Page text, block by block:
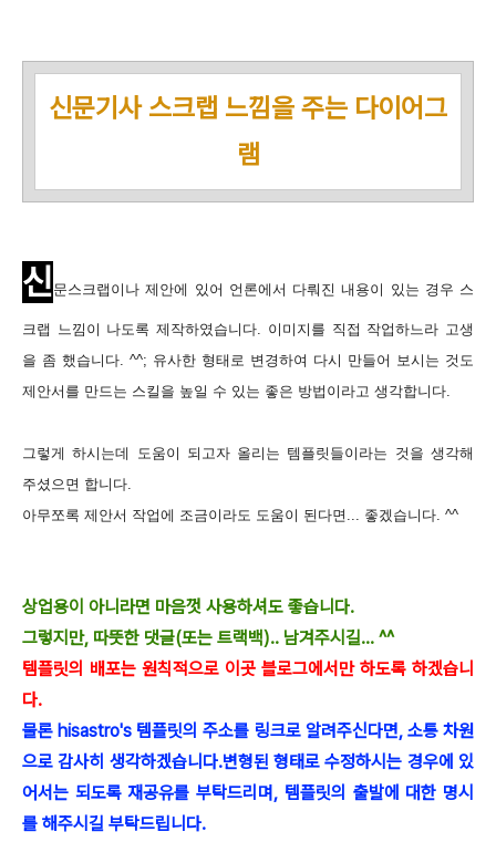
신문기사 스크랩 느낌을 주는 다이어그
램
신문스크랩이나 제안에 있어 언론에서 다뤄진 내용이 있는 경우 스
크랩 느낌이 나도록 제작하였습니다. 이미지를 직접 작업하느라 고생
을 좀 했습니다. ^^; 유사한 형태로 변경하여 다시 만들어 보시는 것도
제안서를 만드는 스킬을 높일 수 있는 좋은 방법이라고 생각합니다.
그렇게 하시는데 도움이 되고자 올리는 템플릿들이라는 것을 생각해
주셨으면 합니다.
아무쪼록 제안서 작업에 조금이라도 도움이 된다면... 좋겠습니다. ^^
상업용이 아니라면 마음껏 사용하셔도 좋습니다.
그렇지만, 따뜻한 댓글(또는 트랙백).. 남겨주시길... ^^
템플릿의 배포는 원칙적으로 이곳 블로그에서만 하도록 하겠습니
다.
물론 hisastro's 템플릿의 주소를 링크로 알려주신다면, 소통 차원
으로 감사히 생각하겠습니다.변형된 형태로 수정하시는 경우에 있
어서는 되도록 재공유를 부탁드리며, 템플릿의 출발에 대한 명시
를 해주시길 부탁드립니다.